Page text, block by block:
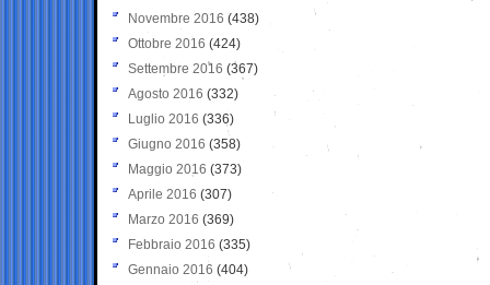
Novembre 2016 (438)
Ottobre 2016 (424)
Settembre 2016 (367)
Agosto 2016 (332)
Luglio 2016 (336)
Giugno 2016 (358)
Maggio 2016 (373)
Aprile 2016 (307)
Marzo 2016 (369)
Febbraio 2016 (335)
Gennaio 2016 (404)